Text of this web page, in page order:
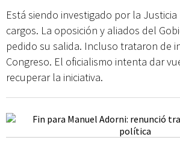
Está siendo investigado por la
cargos. La oposición y aliados del
pedido su salida. Incluso trataron de
Congreso. El oficialismo intenta dar
recuperar la iniciativa.